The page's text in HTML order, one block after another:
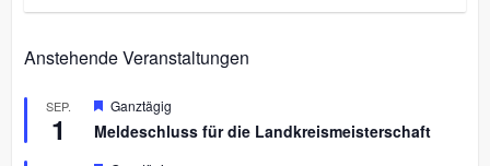
Anstehende Veranstaltungen
SEP.
1
H
r
Ganztägig
Meldeschluss für die Landkreismeisterschaft